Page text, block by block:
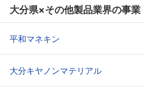
大分県×その他製品業界の事
平和マネキン
大分キヤノンマテリアル